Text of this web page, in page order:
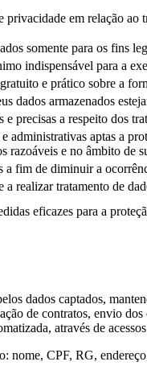
em relação ao
somente para os fins
indispensável para a
e prático sobre a
dados armazenados
precisas a respeito dos
administrativas aptas a
razoáveis e no âmbito de
fim de diminuir a
a realizar tratamento de
eficazes para a
dados captados,
de contratos, envio
através de
nome, CPF, RG,